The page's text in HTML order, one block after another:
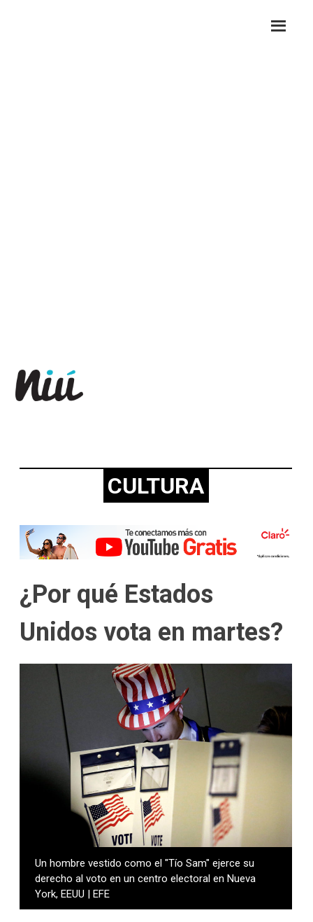
CULTURA
¿Por qué Estados
Unidos vota en martes?
Un hombre vestido como el "Tío Sam" ejerce su
derecho al voto en un centro electoral en Nueva
York, EEUU | EFE